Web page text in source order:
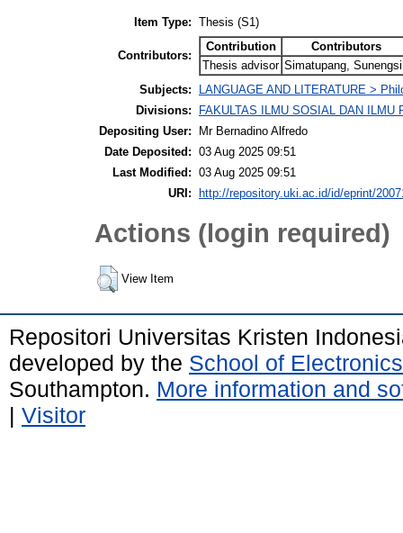
Item Type: Thesis (S1)
Contributors:
Contribution
Contributors
Thesis advisor Simatupang,
Subjects:
LANGUAGE AND LITERATURE >
Divisions:
FAKULTAS ILMU SOSIAL DAN
Depositing User:
Mr Bernadino Alfredo
Date Deposited: 03 Aug 2025 09:51
Last Modified: 03 Aug 2025 09:51
URI:
http://repository.uki.ac.id/id/eprint/
Actions (login required)
View Item
Repositori Universitas Kristen
developed by the School of
Southampton. More information and
| Visitor